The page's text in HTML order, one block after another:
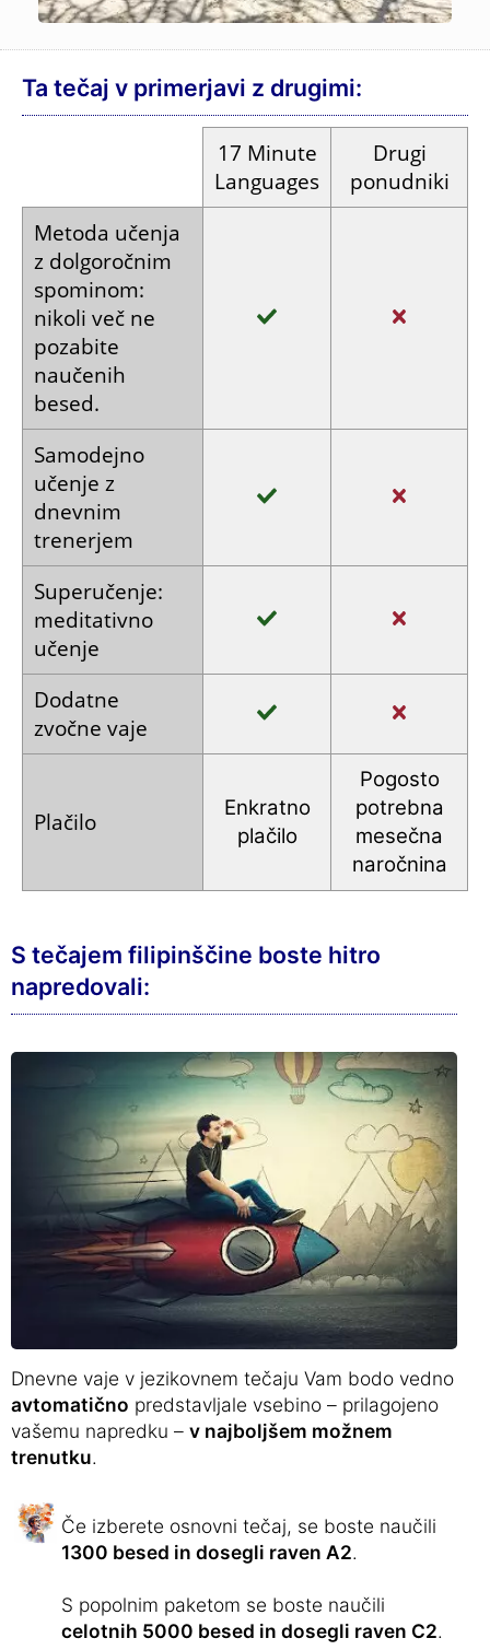
Ta tečaj v primerjavi z drugimi:
17 Minute
Languages
Drugi
ponudniki
Metoda učenja
z dolgoročnim
spominom:
nikoli več ne
pozabite
naučenih
besed.
Samodejno
učenje z
dnevnim
trenerjem
Super­učenje:
meditativno
učenje
Dodatne
zvočne vaje
Plačilo
Enkratno
plačilo
Pogosto
potrebna
mesečna
naročnina
S tečajem filipinščine boste hitro
napredovali:
Dnevne vaje v jezikovnem tečaju Vam bodo vedno
avtomatično predstavljale vsebino – prilagojeno
vašemu napredku – v najboljšem možnem
trenutku.
Če izberete osnovni tečaj, se boste naučili
1300 besed in dosegli raven A2.
S popolnim paketom se boste naučili
celotnih 5000 besed in dosegli raven C2.